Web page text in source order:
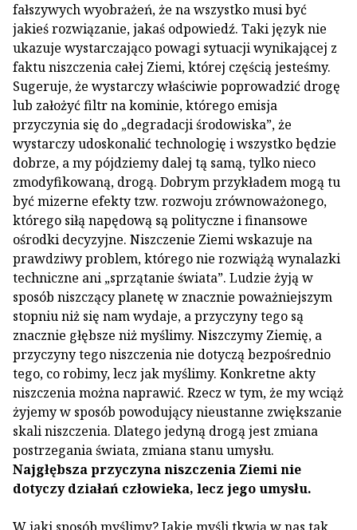
fałszywych wyobrażeń, że na wszystko musi być
jakieś rozwiązanie, jakaś odpowiedź. Taki język nie
ukazuje wystarczająco powagi sytuacji wynikającej z
faktu niszczenia całej Ziemi, której częścią jesteśmy.
Sugeruje, że wystarczy właściwie poprowadzić drogę
lub założyć filtr na kominie, którego emisja
przyczynia się do „degradacji środowiska”, że
wystarczy udoskonalić technologię i wszystko będzie
dobrze, a my pójdziemy dalej tą samą, tylko nieco
zmodyfikowaną, drogą. Dobrym przykładem mogą tu
być mizerne efekty tzw. rozwoju zrównoważonego,
którego siłą napędową są polityczne i finansowe
ośrodki decyzyjne. Niszczenie Ziemi wskazuje na
prawdziwy problem, którego nie rozwiążą wynalazki
techniczne ani „sprzątanie świata”. Ludzie żyją w
sposób niszczący planetę w znacznie poważniejszym
stopniu niż się nam wydaje, a przyczyny tego są
znacznie głębsze niż myślimy. Niszczymy Ziemię, a
przyczyny tego niszczenia nie dotyczą bezpośrednio
tego, co robimy, lecz jak myślimy. Konkretne akty
niszczenia można naprawić. Rzecz w tym, że my wciąż
żyjemy w sposób powodujący nieustanne zwiększanie
skali niszczenia. Dlatego jedyną drogą jest zmiana
postrzegania świata, zmiana stanu umysłu.
Najgłębsza przyczyna niszczenia Ziemi nie
dotyczy działań człowieka, lecz jego umysłu.